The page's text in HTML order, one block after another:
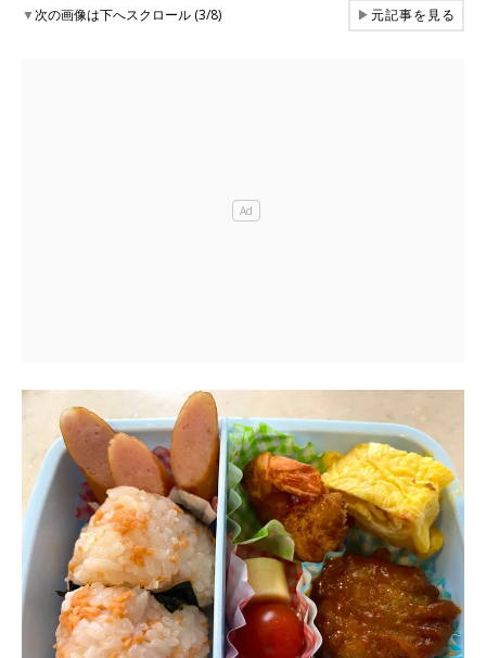
▼次の画像は下へスクロール (3/8) ▶元記事を見る